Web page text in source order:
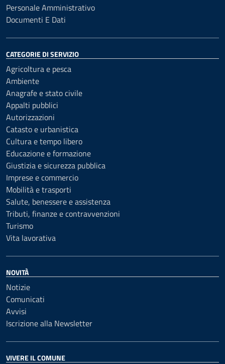
Personale Amministrativo
Documenti E Dati
CATEGORIE DI SERVIZIO
Agricoltura e pesca
Ambiente
Anagrafe e stato civile
Appalti pubblici
Autorizzazioni
Catasto e urbanistica
Cultura e tempo libero
Educazione e formazione
Giustizia e sicurezza pubblica
Imprese e commercio
Mobilità e trasporti
Salute, benessere e assistenza
Tributi, finanze e contravvenzioni
Turismo
Vita lavorativa
NOVITÀ
Notizie
Comunicati
Avvisi
Iscrizione alla Newsletter
VIVERE IL COMUNE